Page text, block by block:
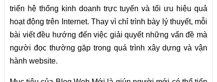
triển hệ thống kinh doanh trực tuyến và tối ưu hiệu quả
hoạt động trên Internet. Thay vì chỉ trình bày lý thuyết, mỗi
bài viết đều hướng đến việc giải quyết những vấn đề mà
người đọc thường gặp trong quá trình xây dựng và vận
hành website.